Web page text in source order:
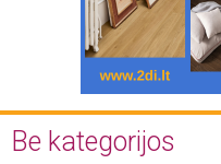
Be kategorijos